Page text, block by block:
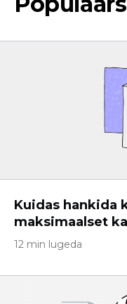
Kuidas hankida
maksimaalset
12 min lugeda